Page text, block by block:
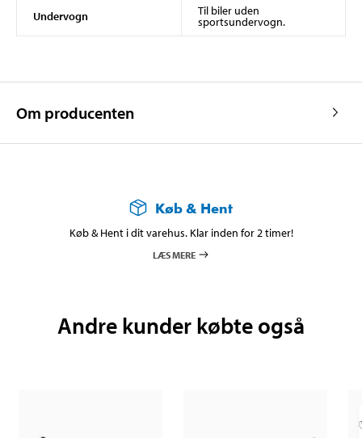
Undervogn Til biler uden
sportsundervogn.
Om producenten
Køb & Hent
Køb & Hent i dit varehus. Klar inden for 2 timer!
LÆS MERE
Andre kunder købte også